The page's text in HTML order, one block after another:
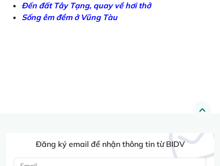
Đến đất Tây Tạng, quay về hơi thở
Sống êm đềm ở Vũng Tàu
Đăng ký email để nhận thông tin từ BIDV